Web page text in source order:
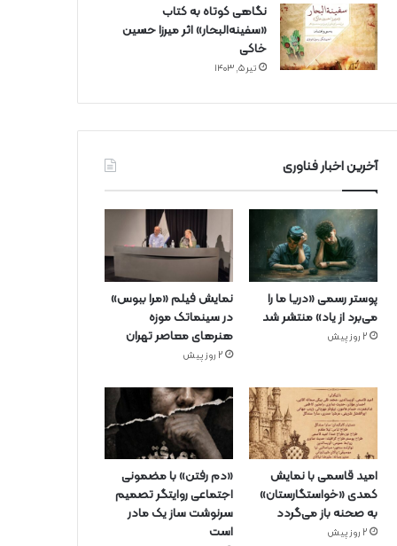
نگاهی کوتاه به کتاب
«سفینه‌البحار» اثر میرزا حسین
خاکی
تیر ۵, ۱۴۰۳
آخرین اخبار فناوری
پوستر رسمی «دریا ما را
می‌برد از یاد» منتشر شد
2 روز پیش
نمایش فیلم «مرا ببوس»
در سینماتک موزه
هنرهای معاصر تهران
2 روز پیش
امید قاسمی با نمایش
کمدی «خواستگارستان»
به صحنه باز می‌گردد
2 روز پیش
«دم رفتن» با مضمونی
اجتماعی روایتگر تصمیم
سرنوشت ساز یک مادر
است